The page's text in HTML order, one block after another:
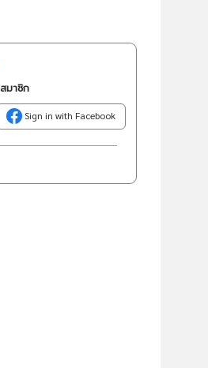
มาชิก
Sign in with Facebook